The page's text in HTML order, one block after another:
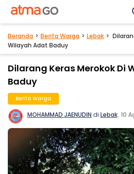
Beranda Berita Warga Lebak
Wilayah Adat Baduy
Dilarang Keras Merokok Di
Baduy
Berita Warga
MOHAMMAD JAENUDIN di Lebak. 10